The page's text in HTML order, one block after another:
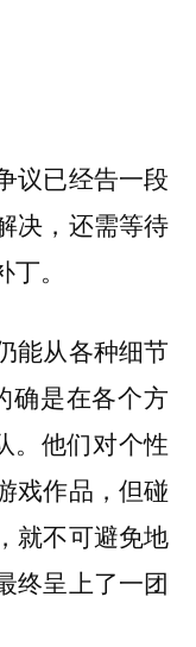
议已经告一段
决，还需等待
。
能从各种细节
确是在各个方
。他们对个性
戏作品，但碰
就不可避免地
终呈上了一团